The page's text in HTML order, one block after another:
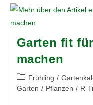
Garten fit
machen
Beitrags-
Kategorie:
Frühling /
Garten / Pflanzen / R-